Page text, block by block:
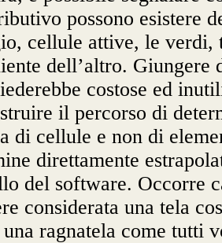
possono esistere
cellule attive, le verdi,
dell’altro. Giungere
costose ed
il percorso di
di cellule e non di
direttamente
del software. Occorre
considerata una tela
ragnatela come tutti